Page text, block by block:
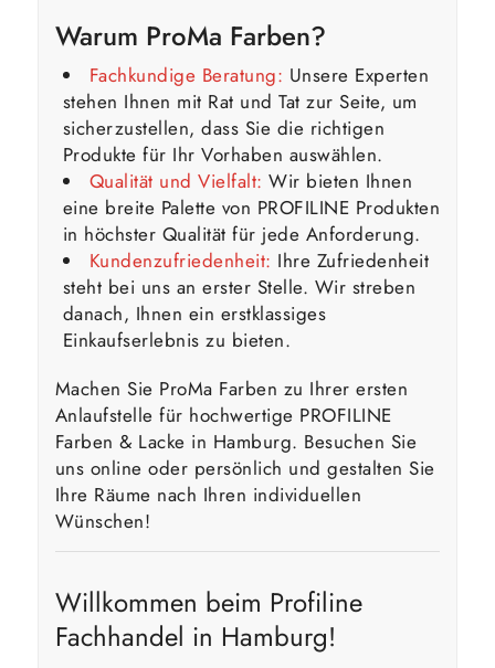
Warum ProMa Farben?
Fachkundige Beratung: Unsere Experten
stehen Ihnen mit Rat und Tat zur Seite, um
sicherzustellen, dass Sie die richtigen
Produkte für Ihr Vorhaben auswählen.
Qualität und Vielfalt: Wir bieten Ihnen
eine breite Palette von PROFILINE Produkten
in höchster Qualität für jede Anforderung.
Kundenzufriedenheit: Ihre Zufriedenheit
steht bei uns an erster Stelle. Wir streben
danach, Ihnen ein erstklassiges
Einkaufserlebnis zu bieten.
Machen Sie ProMa Farben zu Ihrer ersten
Anlaufstelle für hochwertige PROFILINE
Farben & Lacke in Hamburg. Besuchen Sie
uns online oder persönlich und gestalten Sie
Ihre Räume nach Ihren individuellen
Wünschen!
Willkommen beim Profiline
Fachhandel in Hamburg!